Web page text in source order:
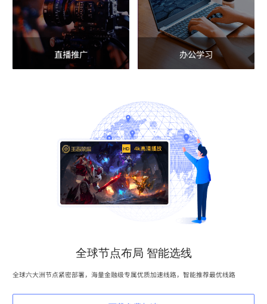
直播推广 办公学习
全球节点布局 智能选线
全球六大洲节点紧密部署，海量金融级专属优质加速线路，智能推荐最优线路